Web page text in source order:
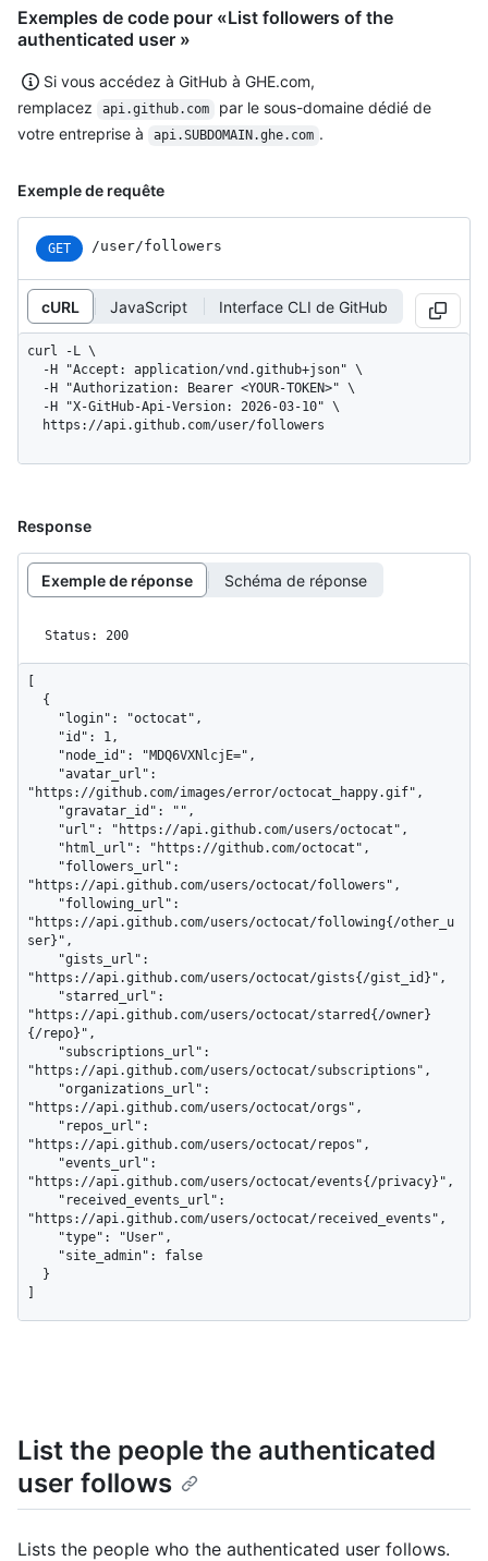
Exemples de code pour «List followers of the
authenticated user »
Si vous accédez à GitHub à GHE.com,
remplacez
api.github.com
par le sous-domaine dédié de
votre entreprise à
api.SUBDOMAIN.ghe.com .
Exemple de requête
GET /user/followers
cURL JavaScript Interface CLI de GitHub
curl -L \
  https://api.github.com/user/followers
Response
Exemple de réponse Schéma de réponse
Status: 200
"https://github.com/images/error/octocat_happy.gif",
"https://api.github.com/users/octocat/followers",
"https://api.github.com/users/octocat/following{/other_u
ser}",
"https://api.github.com/users/octocat/gists{/gist_id}",
"https://api.github.com/users/octocat/starred{/owner}
{/repo}",
"https://api.github.com/users/octocat/subscriptions",
"https://api.github.com/users/octocat/orgs",
"https://api.github.com/users/octocat/repos",
"https://api.github.com/users/octocat/events{/privacy}",
"https://api.github.com/users/octocat/received_events",
List the people the authenticated
user follows
Lists the people who the authenticated user follows.